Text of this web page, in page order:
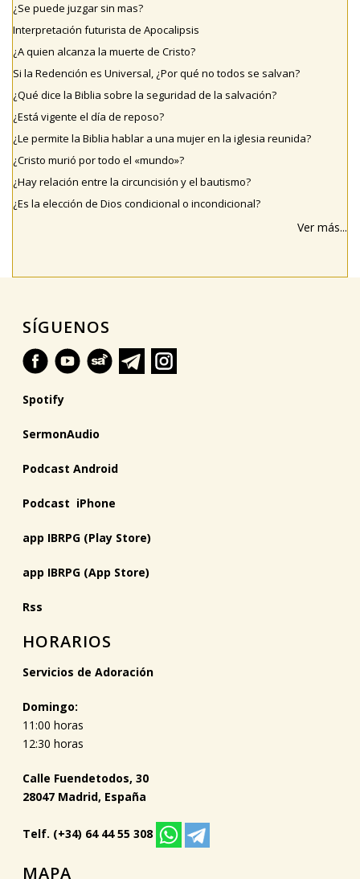
¿Se puede juzgar sin mas?
Interpretación futurista de Apocalipsis
¿A quien alcanza la muerte de Cristo?
Si la Redención es Universal, ¿Por qué no todos se salvan?
¿Qué dice la Biblia sobre la seguridad de la salvación?
¿Está vigente el día de reposo?
¿Le permite la Biblia hablar a una mujer en la iglesia reunida?
¿Cristo murió por todo el «mundo»?
¿Hay relación entre la circuncisión y el bautismo?
¿Es la elección de Dios condicional o incondicional?
Ver más...
SÍGUENOS
Spotify
SermonAudio
Podcast Android
Podcast iPhone
app IBRPG (Play Store)
app IBRPG (App Store)
Rss
HORARIOS
Servicios de Adoración
Domingo:
11:00 horas
12:30 horas
Calle Fuendetodos, 30
28047 Madrid, España
Telf. (+34) 64 44 55 308
MAPA